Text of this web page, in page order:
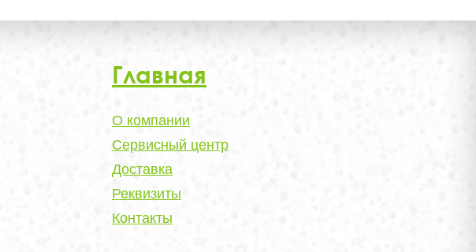
Главная
О компании
Сервисный центр
Доставка
Реквизиты
Контакты